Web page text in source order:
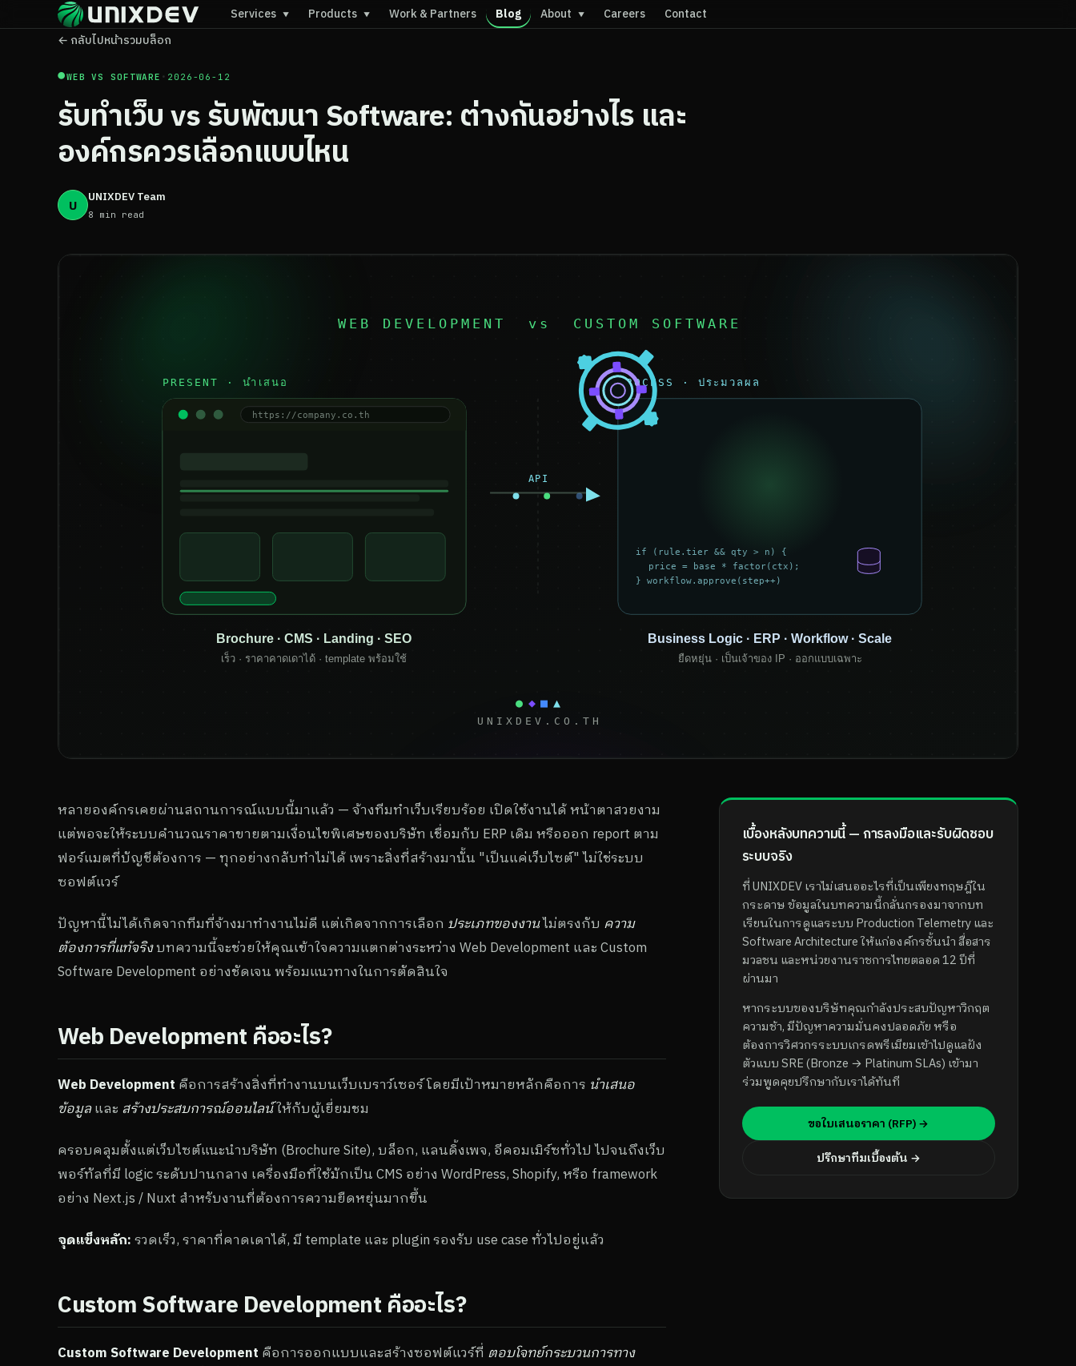
Services ▼ Products ▼ Work & Partners Blog About ▼ Careers
Contact
← กลับไปหน้ารวมบล็อก
●WEB VS SOFTWARE • 2026-06-12
รับทำเว็บ vs รับพัฒนา Software: ต่างกันอย่างไร และ
องค์กรควรเลือกแบบไหน
U
UNIXDEV Team
8 min read
หลายองค์กรเคยผ่านสถานการณ์แบบนี้มาแล้ว — จ้างทีมทำเว็บเรียบร้อย เปิดใช้งานได้ หน้าตาสวยงาม
แต่พอจะให้ระบบคำนวณราคาขายตามเงื่อนไขพิเศษของบริษัท เชื่อมกับ ERP เดิม หรือออก report ตาม
ฟอร์แมตที่บัญชีต้องการ — ทุกอย่างกลับทำไม่ได้ เพราะสิ่งที่สร้างมานั้น "เป็นแค่เว็บไซต์" ไม่ใช่ระบบ
ซอฟต์แวร์
ปัญหานี้ไม่ได้เกิดจากทีมที่จ้างมาทำงานไม่ดี แต่เกิดจากการเลือก ประเภทของงานไม่ตรงกับ ความ
ต้องการที่แท้จริงบทความนี้จะช่วยให้คุณเข้าใจความแตกต่างระหว่าง Web Development และ Custom
Software Development อย่างชัดเจน พร้อมแนวทางในการตัดสินใจ
Web Development คืออะไร?
Web Development คือการสร้างสิ่งที่ทำงานบนเว็บเบราว์เซอร์ โดยมีเป้าหมายหลักคือการ นำเสนอ
ข้อมูลและ สร้างประสบการณ์ออนไลน์ให้กับผู้เยี่ยมชม
ครอบคลุมตั้งแต่เว็บไซต์แนะนำบริษัท (Brochure Site), บล็อก, แลนดิ้งเพจ, อีคอมเมิร์ซทั่วไป ไปจนถึงเว็บ
พอร์ทัลที่มี logic ระดับปานกลาง เครื่องมือที่ใช้มักเป็น CMS อย่าง WordPress, Shopify, หรือ framework
อย่าง Next.js / Nuxt สำหรับงานที่ต้องการความยืดหยุ่นมากขึ้น
จุดแข็งหลัก: รวดเร็ว, ราคาที่คาดเดาได้, มี template และ plugin รองรับ use case ทั่วไปอยู่แล้ว
Custom Software Development คืออะไร?
Custom Software Development คือการออกแบบและสร้างซอฟต์แวร์ที่ ตอบโจทย์กระบวนการทาง
เบื้องหลังบทความนี้ — การลงมือและรับผิดชอบ
ระบบจริง
ที่ UNIXDEV เราไม่เสนออะไรที่เป็นเพียงทฤษฎีใน
กระดาษ ข้อมูลในบทความนี้กลั่นกรองมาจากบท
เรียนในการดูแลระบบ Production Telemetry และ
Software Architecture ให้แก่องค์กรชั้นนำ สื่อสาร
มวลชน และหน่วยงานราชการไทยตลอด 12 ปีที่
ผ่านมา
หากระบบของบริษัทคุณกำลังประสบปัญหาวิกฤต
ความช้า, มีปัญหาความมั่นคงปลอดภัย หรือ
ต้องการวิศวกรระบบเกรดพรีเมียมเข้าไปดูแลฝัง
ตัวแบบ SRE (Bronze → Platinum SLAs) เข้ามา
ร่วมพูดคุยปรึกษากับเราได้ทันที
ขอใบเสนอราคา (RFP) →
ปรึกษาทีมเบื้องต้น →